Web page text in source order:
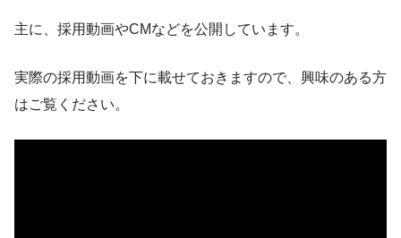
主に、採用動画やCMなどを公開しています。
実際の採用動画を下に載せておきますので、興味のある方
はご覧ください。